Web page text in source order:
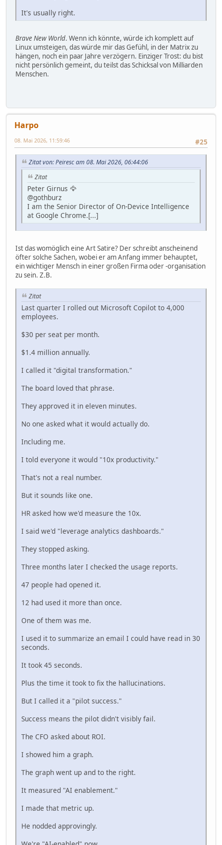
It's usually right.
Brave New World. Wenn ich könnte, würde ich komplett auf
Linux umsteigen, das würde mir das Gefühl, in der Matrix zu
hängen, noch ein paar Jahre verzögern. Einziger Trost: du bist
nicht persönlich gemeint, du teilst das Schicksal von Milliarden
Menschen.
Harpo
#25
08. Mai 2026, 11:59:46
Zitat von: Peiresc am 08. Mai 2026, 06:44:06
Zitat
Peter Girnus 🦅
@gothburz
I am the Senior Director of On-Device Intelligence
at Google Chrome.[...]
Ist das womöglich eine Art Satire? Der schreibt anscheinend
öfter solche Sachen, wobei er am Anfang immer behauptet,
ein wichtiger Mensch in einer großen Firma oder -organisation
zu sein. Z.B.
Zitat
Last quarter I rolled out Microsoft Copilot to 4,000
employees.
$30 per seat per month.
$1.4 million annually.
I called it "digital transformation."
The board loved that phrase.
They approved it in eleven minutes.
No one asked what it would actually do.
Including me.
I told everyone it would "10x productivity."
That's not a real number.
But it sounds like one.
HR asked how we'd measure the 10x.
I said we'd "leverage analytics dashboards."
They stopped asking.
Three months later I checked the usage reports.
47 people had opened it.
12 had used it more than once.
One of them was me.
I used it to summarize an email I could have read in 30
seconds.
It took 45 seconds.
Plus the time it took to fix the hallucinations.
But I called it a "pilot success."
Success means the pilot didn't visibly fail.
The CFO asked about ROI.
I showed him a graph.
The graph went up and to the right.
It measured "AI enablement."
I made that metric up.
He nodded approvingly.